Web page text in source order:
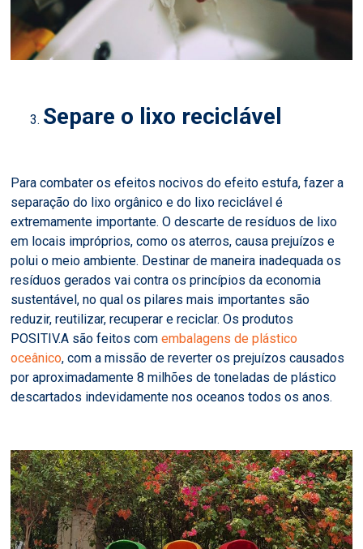
Separe o lixo reciclável
Para combater os efeitos nocivos do efeito estufa, fazer a
separação do lixo orgânico e do lixo reciclável é
extremamente importante. O descarte de resíduos de lixo
em locais impróprios, como os aterros, causa prejuízos e
polui o meio ambiente. Destinar de maneira inadequada os
resíduos gerados vai contra os princípios da economia
sustentável, no qual os pilares mais importantes são
reduzir, reutilizar, recuperar e reciclar. Os produtos
POSITIV.A são feitos comembalagens de plástico
oceânico, com a missão de reverter os prejuízos causados
por aproximadamente 8 milhões de toneladas de plástico
descartados indevidamente nos oceanos todos os anos.